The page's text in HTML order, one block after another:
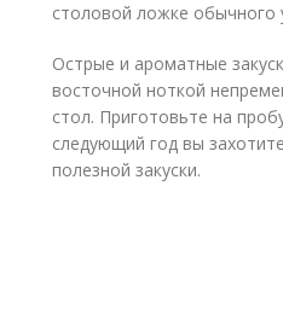
столовой ложке обычного
Острые и ароматные
восточной ноткой
стол. Приготовьте на
следующий год вы
полезной закуски.